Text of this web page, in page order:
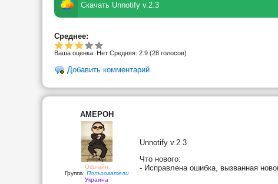
Скачать Unnotify v.2.3
Среднее:
Ваша оценка: Нет Средняя: 2.9 (28 голосов)
Добавить комментарий
AMEPOH
Офлайн
Группа: Пользователи
Украина
Unnotify v.2.3
Что нового:
- Исправлена ошибка, вызванная